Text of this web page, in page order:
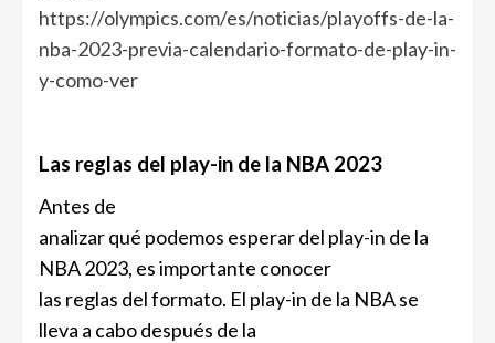
https://olympics.com/es/noticias/playoffs-de-la-
nba-2023-previa-calendario-formato-de-play-in-
y-como-ver
Las reglas del play-in de la NBA 2023
Antes de
analizar qué podemos esperar del play-in de la
NBA 2023, es importante conocer
las reglas del formato. El play-in de la NBA se
lleva a cabo después de la